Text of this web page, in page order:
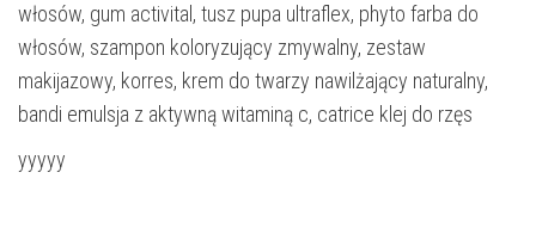
włosów, gum activital, tusz pupa ultraflex, phyto farba do
włosów, szampon koloryzujący zmywalny, zestaw
makijazowy, korres, krem do twarzy nawilżający naturalny,
bandi emulsja z aktywną witaminą c, catrice klej do rzęs
yyyyy